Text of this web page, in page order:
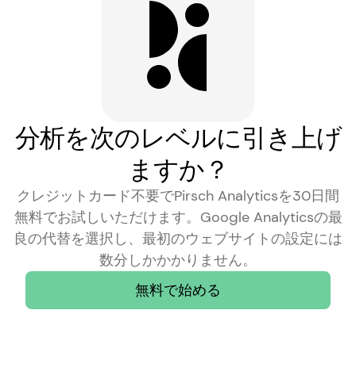
分析を次のレベルに引き上げ
ますか？
クレジットカード不要でPirsch Analyticsを30日間
無料でお試しいただけます。Google Analyticsの最
良の代替を選択し、最初のウェブサイトの設定には
数分しかかかりません。
無料で始める